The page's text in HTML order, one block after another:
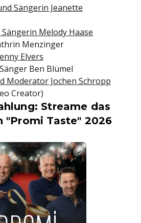
Sängerin Jeanette
Melody Haase
Menzinger
Elvers
Ben Blümel
Moderator Jochen Schropp
Creator)
Streame das
"Promi Taste" 2026